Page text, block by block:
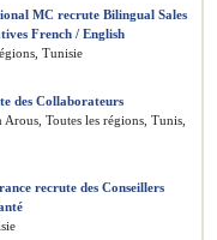
MC recrute Bilingual Sales
French / English
Tunisie
des Collaborateurs
Arous, Toutes les régions, Tunis,
recrute des Conseillers